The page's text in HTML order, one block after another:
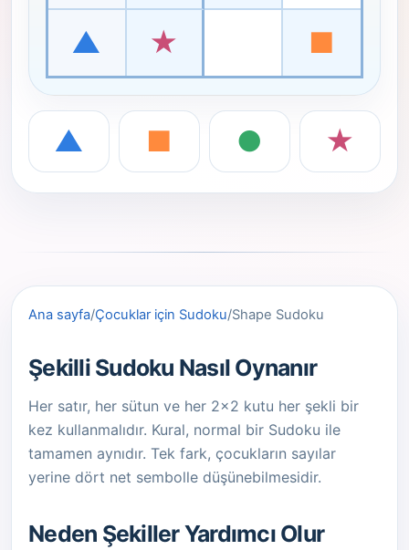
▲
★ ■
▲ ■ ● ★
Ana sayfa/Çocuklar için Sudoku/Shape Sudoku
Şekilli Sudoku Nasıl Oynanır
Her satır, her sütun ve her 2x2 kutu her şekli bir
kez kullanmalıdır. Kural, normal bir Sudoku ile
tamamen aynıdır. Tek fark, çocukların sayılar
yerine dört net sembolle düşünebilmesidir.
Neden Şekiller Yardımcı Olur